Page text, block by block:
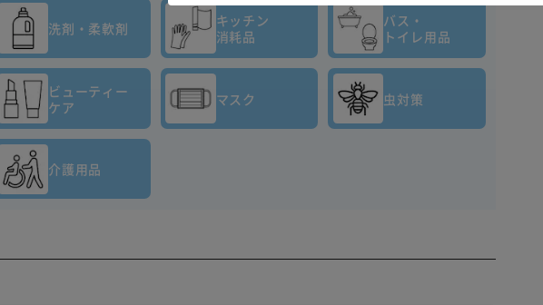
洗剤・柔軟剤
キッチン
消耗品
バス・
トイレ用品
ビューティー
ケア
マスク 虫対策
介護用品